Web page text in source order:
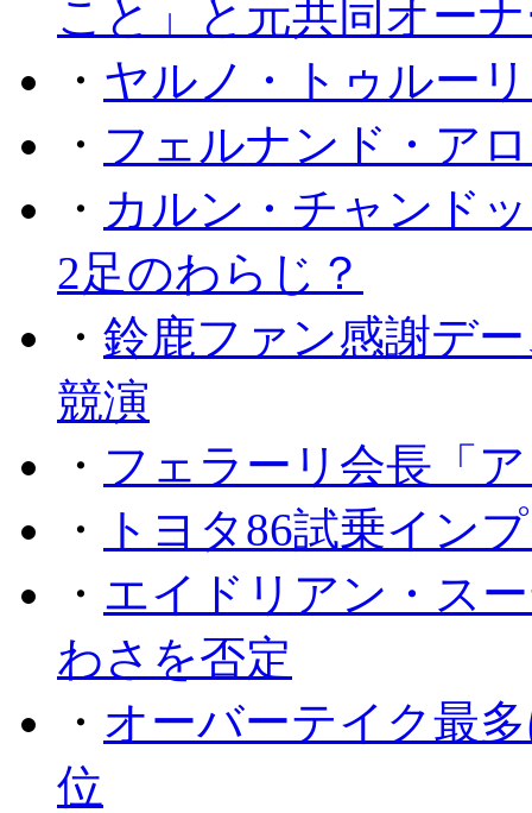
こと」と元共同オー
・ ヤルノ・トゥルー
・ フェルナンド・ア
・ カルン・チャンド
2足のわらじ？
・ 鈴鹿ファン感謝デ
競演
・ フェラーリ会長「
・
トヨタ86試乗イン
・ エイドリアン・ス
わさを否定
・ オーバーテイク最
位